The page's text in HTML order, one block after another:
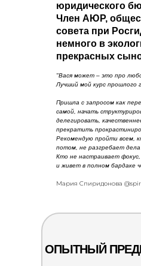
юридического
Член АЮР,
совета при
немного в
прекрасных
"Вася может – это про
Лучший мой курс прошлого
Пришла с запросом как
самой, начать
делегировать,
прекратить
Рекомендую пройти всем,
потом, не разгребает
Кто не настраивает
и живет в полном бардаке
Мария Спиридонова
ОПЫТНЫЙ